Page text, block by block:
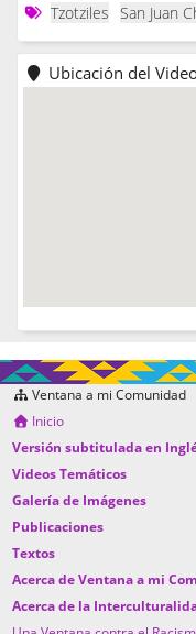
Tzotziles
San Juan
Ubicación del
Ventana a mi Comunidad
Inicio
Versión subtitulada en
Videos Temáticos
Galería de Imágenes
Publicaciones
Textos
Acerca de Ventana a mi
Acerca de la